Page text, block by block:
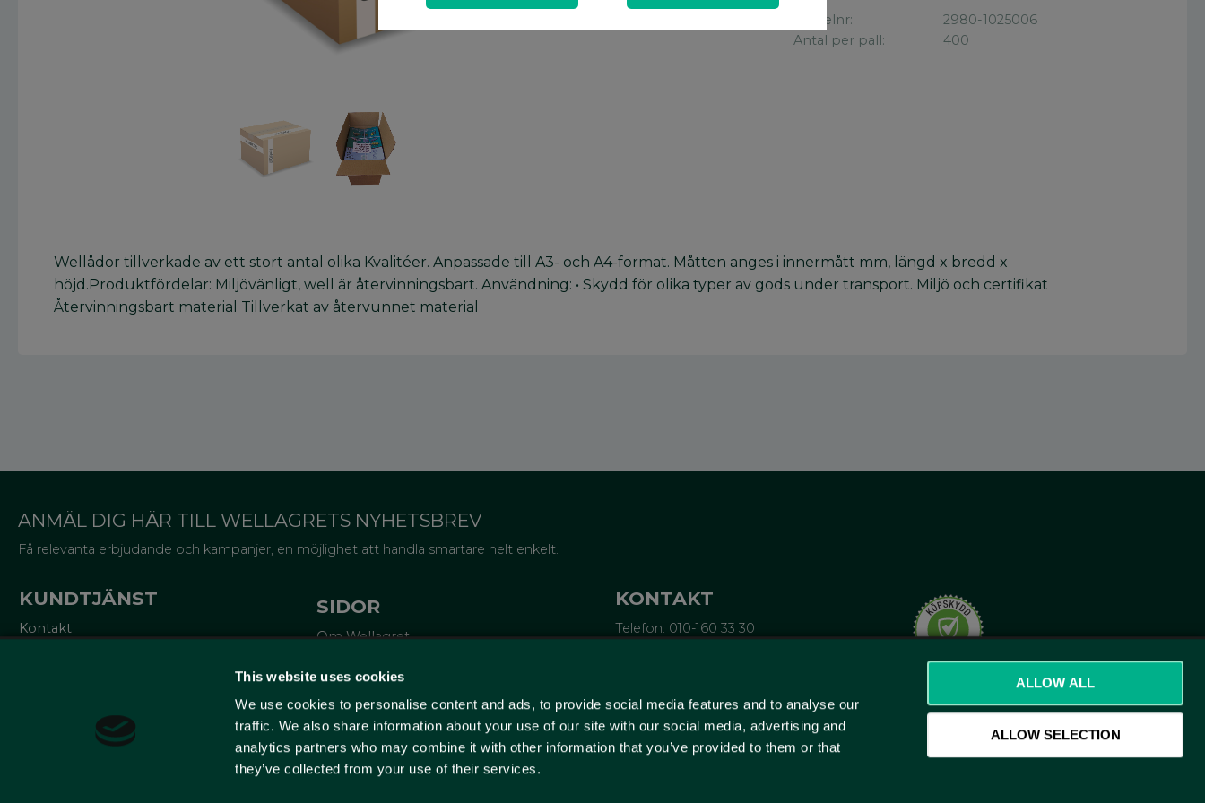
This website uses cookies
We use cookies to personalise content and ads, to provide social media features and to analyse our
traffic. We also share information about your use of our site with our social media, advertising and
analytics partners who may combine it with other information that you’ve provided to them or that
they’ve collected from your use of their services.
ALLOW ALL
ALLOW SELECTION
Artikelnr
2980-1025006
Antal per pall
400
Wellådor tillverkade av ett stort antal olika Kvalitéer. Anpassade till A3- och A4-format. Måtten anges i innermått mm, längd x bredd x
höjd.Produktfördelar: Miljövänligt, well är återvinningsbart. Användning: • Skydd för olika typer av gods under transport. Miljö och certifikat
Återvinningsbart material Tillverkat av återvunnet material
ANMÄL DIG HÄR TILL WELLAGRETS NYHETSBREV
Få relevanta erbjudande och kampanjer, en möjlighet att handla smartare helt enkelt.
KUNDTJÄNST
Kontakt
SIDOR
Om Wellagret
Miljö och certifieringar
Om emballage
10% på ditt första köp
Lär dig mer
KONTAKT
Telefon: 010-160 33 30
Wellagret
Triangeln 4
211 43 Malmö